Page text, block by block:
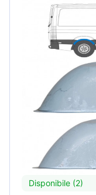
Disponibile (2)